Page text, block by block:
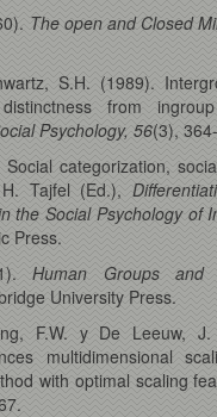
The open and Closed
S.H. (1989).
from
Psychology, 56(3),
categorization,
Tajfel (Ed.),
the Social Psychology of
Press.
Human Groups and
University Press.
F.W. y De Leeuw, J.
multidimensional
with optimal scaling